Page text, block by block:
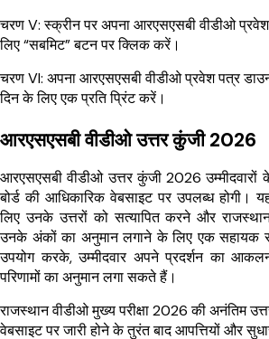
चरण V: स्क्रीन पर अपना आरएसएसबी वीडीओ
लिए “सबमिट” बटन पर क्लिक करें।
चरण VI: अपना आरएसएसबी वीडीओ प्रवेश पत्र
दिन के लिए एक प्रति प्रिंट करें।
आरएसएसबी वीडीओ उत्तर कुंजी 2026
आरएसएसबी वीडीओ उत्तर कुंजी 2026
बोर्ड की आधिकारिक वेबसाइट पर उपलब्ध होगी।
लिए उनके उत्तरों को सत्यापित करने और
उनके अंकों का अनुमान लगाने के लिए एक सहायक
उपयोग करके, उम्मीदवार अपने प्रदर्शन का
परिणामों का अनुमान लगा सकते हैं।
राजस्थान वीडीओ मुख्य परीक्षा 2026 की अनंतिम
वेबसाइट पर जारी होने के तुरंत बाद आपत्तियों और